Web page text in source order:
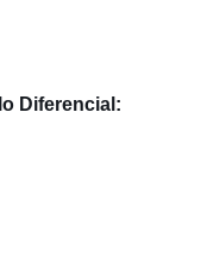
Diferencial: